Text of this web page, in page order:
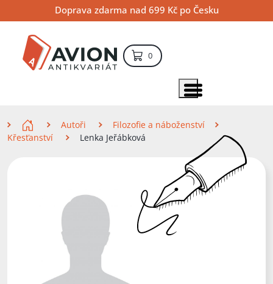
na
obsah
na
navigaci
na
vyhledávání
Doprava zdarma nad 699 Kč po Česku
0položek – košík
Zobrazit položky menu
Autoři
Filozofie a náboženství
Křesťanství
Lenka Jeřábková